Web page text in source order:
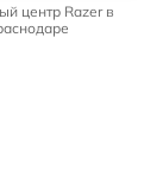
центр Razer в